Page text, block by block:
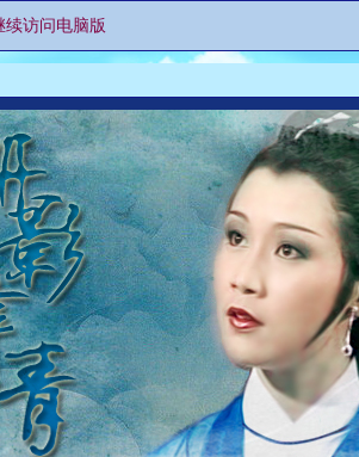
续访问电脑版